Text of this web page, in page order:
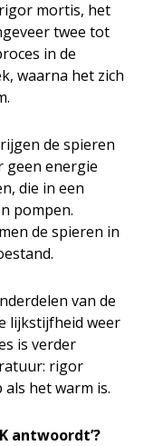
mortis, het
twee tot
in de
waarna het zich
de spieren
geen energie
die in een
pompen.
de spieren in
van de
lijkstijfheid weer
is verder
rigor
het warm is.
antwoordt’?